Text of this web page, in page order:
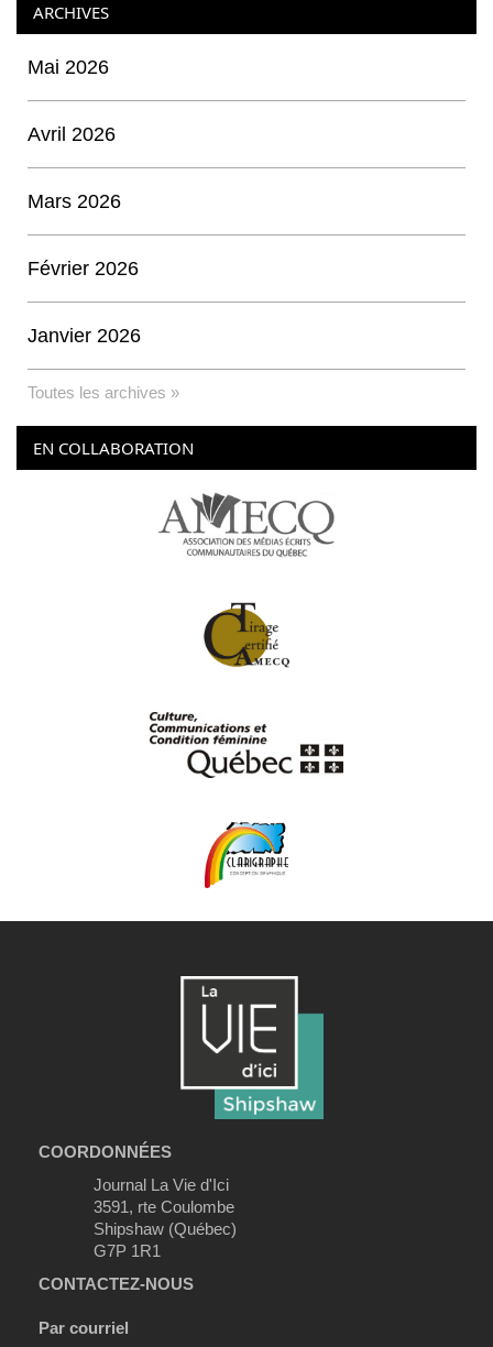
ARCHIVES
Mai 2026
Avril 2026
Mars 2026
Février 2026
Janvier 2026
Toutes les archives »
EN COLLABORATION
COORDONNÉES
Journal La Vie d'Ici
3591, rte Coulombe
Shipshaw (Québec)
G7P 1R1
CONTACTEZ-NOUS
Par courriel